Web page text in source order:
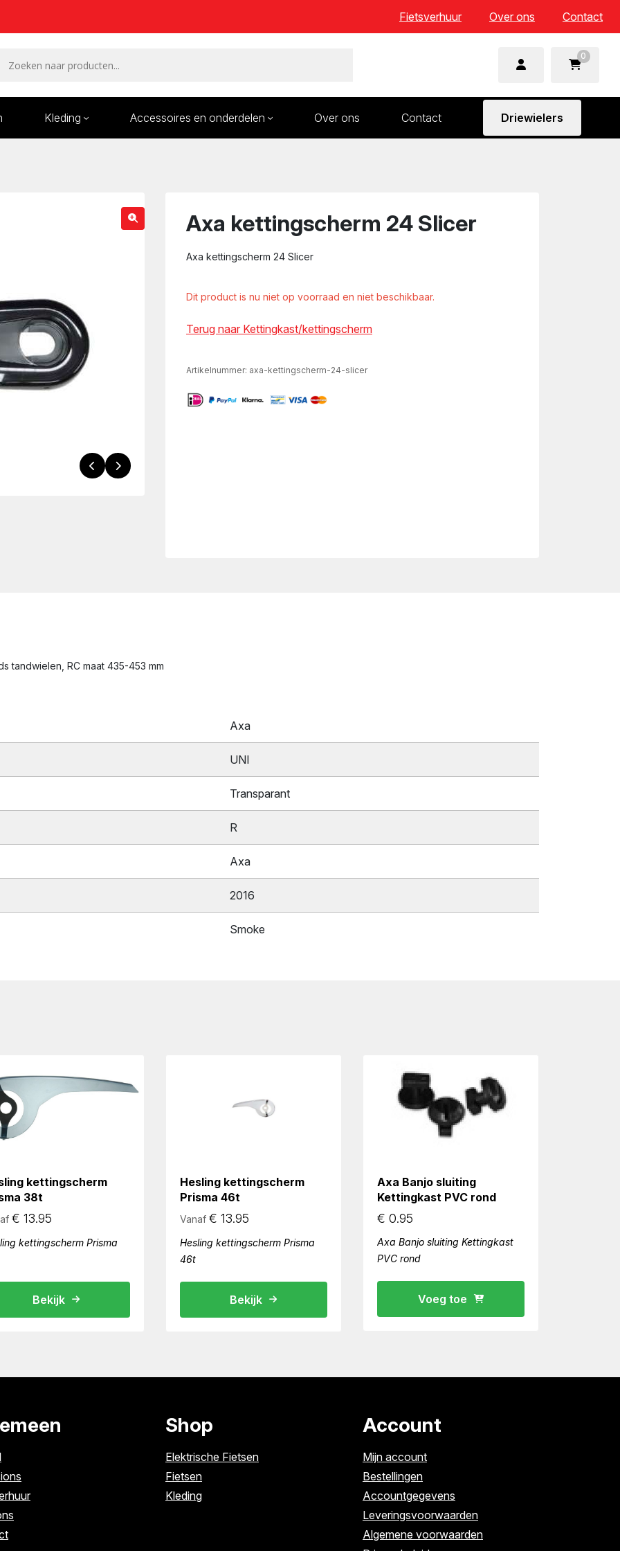
Fietsverhuur Over ons Contact
0
Kleding Accessoires en onderdelen Over ons Contact Driewielers
Axa kettingscherm 24 Slicer
Axa kettingscherm 24 Slicer
Dit product is nu niet op voorraad en niet beschikbaar.
Terug naar Kettingkast/kettingscherm
Artikelnummer: axa-kettingscherm-24-slicer
tandwielen, RC maat 435-453 mm
Axa
UNI
Transparant
R
Axa
2016
Smoke
kettingscherm
38t
€ 13.95
kettingscherm Prisma
Bekijk
Hesling kettingscherm
Prisma 46t
Vanaf € 13.95
Hesling kettingscherm Prisma
46t
Bekijk
Axa Banjo sluiting
Kettingkast PVC rond
€ 0.95
Axa Banjo sluiting Kettingkast
PVC rond
Voeg toe
Shop
Elektrische Fietsen
Fietsen
Kleding
Account
Mijn account
Bestellingen
Accountgegevens
Leveringsvoorwaarden
Algemene voorwaarden